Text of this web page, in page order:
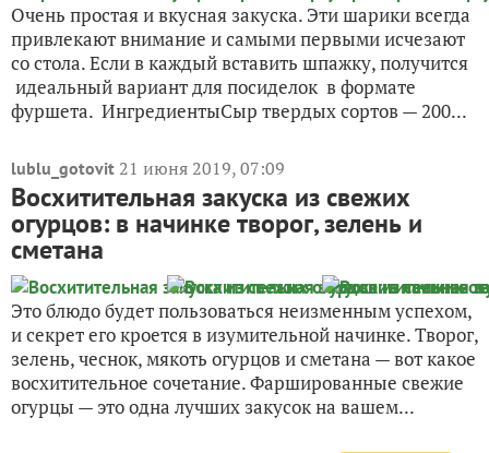
Очень простая и вкусная закуска. Эти шарики всегда
привлекают внимание и самыми первыми исчезают
со стола. Если в каждый вставить шпажку, получится
идеальный вариант для посиделок в формате
фуршета. ИнгредиентыСыр твердых сортов — 200...
lublu_gotovit 21 июня 2019, 07:09
Восхитительная закуска из свежих
огурцов: в начинке творог, зелень и
сметана
Это блюдо будет пользоваться неизменным успехом,
и секрет его кроется в изумительной начинке. Творог,
зелень, чеснок, мякоть огурцов и сметана — вот какое
восхитительное сочетание. Фаршированные свежие
огурцы — это одна лучших закусок на вашем...